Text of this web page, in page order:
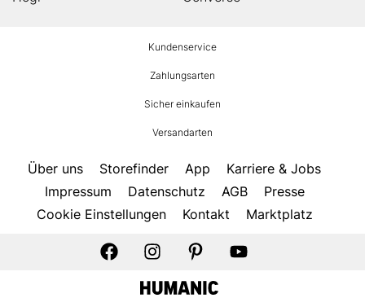
Kundenservice
Zahlungsarten
Sicher einkaufen
Versandarten
Über uns Storefinder App
Karriere & Jobs
Impressum
Datenschutz AGB
Presse
Cookie Einstellungen
Kontakt Marktplatz